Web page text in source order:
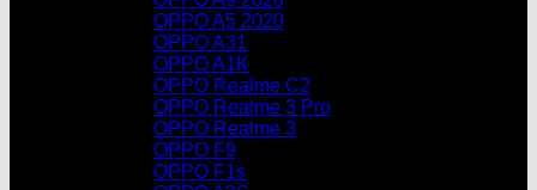
OPPO A5 2020
OPPO A31
OPPO A1K
OPPO Realme C2
OPPO Realme 3 Pro
OPPO Realme 3
OPPO F9
OPPO F1s